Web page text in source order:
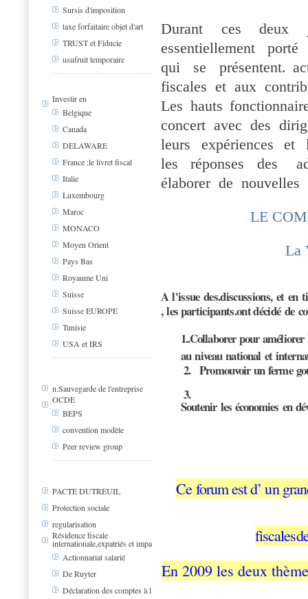
Sursis d'imposition
taxe forfaitaire objet d'art
TRUST et Fiducie
usufruit temporaire
Investir en
Belgique
Canada
DELAWARE
France :le livret fiscal
Italie
Luxembourg
Maroc
MONACO
Moyen Orient
Pays Bas
Royaume Uni
Suisse
Suisse EUROPE
Tunisie
USA et IRS
n.Sauvegarde de l'entreprise
OCDE
BEPS
convention modèle
Peer review group
PACTE DUTREUIL
Protection sociale
regularisation
Résidence fiscale
internationale,expatriés et impa
Actionnariat salarié
De Ruyter
Déclaration des comptes à l
Durant ces deux
essentiellement
qui se présentent.
fiscales et aux
Les hauts
concert avec des
leurs expériences
les réponses des
élaborer de nouvelles
LE
La
A l'issue des.discussions, et
, les participants.ont décidé de
1..Collaborer pour
au niveau national et
2. Promouvoir un ferme
3.
Soutenir les économies en
Ce forum est d’ un
En 2009 les deux